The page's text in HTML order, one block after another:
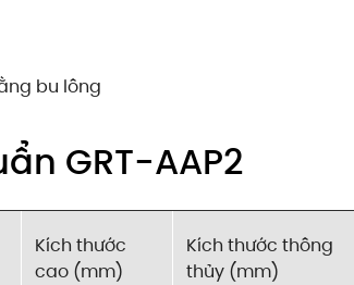
bu lông
GRT-AAP2
Kích thước
cao (mm)
Kích thước thông
thủy (mm)